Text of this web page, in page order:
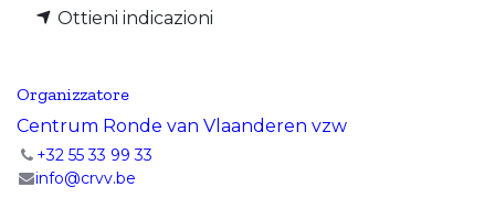
Ottieni indicazioni
Organizzatore
Centrum Ronde van Vlaanderen vzw
+32 55 33 99 33
info@crvv.be